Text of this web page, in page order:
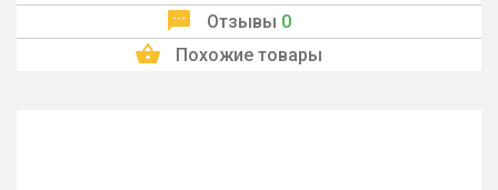
Отзывы 0
Похожие товары